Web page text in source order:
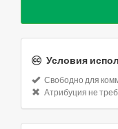
Условия
Свободно для
Атрибуция не